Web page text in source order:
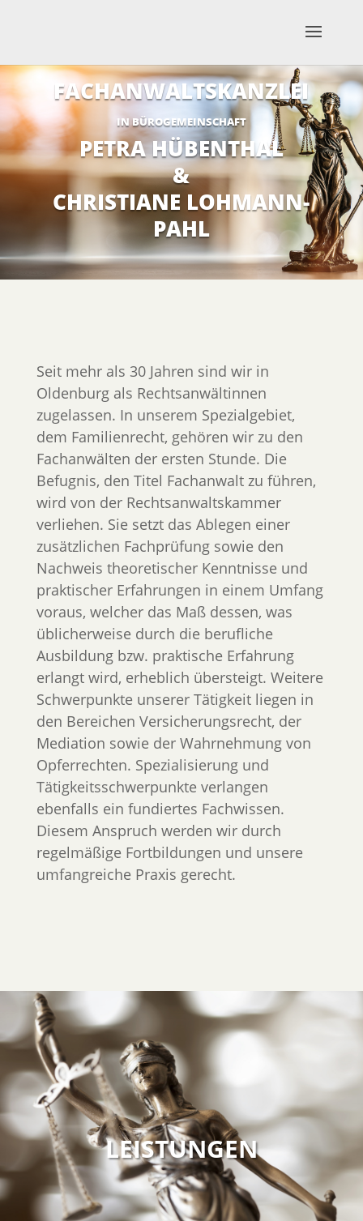
FACHANWALTSKANZLEI
IN BÜROGEMEINSCHAFT
PETRA HÜBENTHAL
&
CHRISTIANE LOHMANN-
PAHL
Seit mehr als 30 Jahren sind wir in
Oldenburg als Rechtsanwältinnen
zugelassen. In unserem Spezialgebiet,
dem Familienrecht, gehören wir zu den
Fachanwälten der ersten Stunde. Die
Befugnis, den Titel Fachanwalt zu führen,
wird von der Rechtsanwaltskammer
verliehen. Sie setzt das Ablegen einer
zusätzlichen Fachprüfung sowie den
Nachweis theoretischer Kenntnisse und
praktischer Erfahrungen in einem Umfang
voraus, welcher das Maß dessen, was
üblicherweise durch die berufliche
Ausbildung bzw. praktische Erfahrung
erlangt wird, erheblich übersteigt. Weitere
Schwerpunkte unserer Tätigkeit liegen in
den Bereichen Versicherungsrecht, der
Mediation sowie der Wahrnehmung von
Opferrechten. Spezialisierung und
Tätigkeitsschwerpunkte verlangen
ebenfalls ein fundiertes Fachwissen.
Diesem Anspruch werden wir durch
regelmäßige Fortbildungen und unsere
umfangreiche Praxis gerecht.
LEISTUNGEN